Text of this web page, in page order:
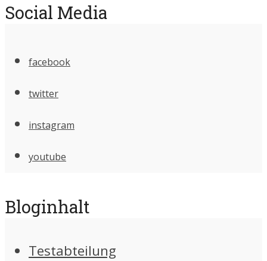
Social Media
facebook
twitter
instagram
youtube
Bloginhalt
Testabteilung